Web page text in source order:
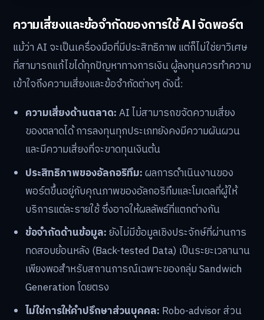
ความเสี่ยงและข้อจำกัดของการใช้ AI จัดพอร์ต
แม้ว่า AI จะเป็นเครื่องมือที่มีประสิทธิภาพ แต่ก็ไม่ใช่ยาวิเศษ
ที่สามารถแก้ไขได้ทุกปัญหาทางการเงิน ผู้ลงทุนควรทำความ
เข้าใจถึงความเสี่ยงและข้อจำกัดต่างๆ ดังนี้:
ความเสี่ยงด้านตลาด:AI ไม่สามารถขจัดความเสี่ยง
ของตลาดได้ การลงทุนทุกประเภทยังคงมีความผันผวน
และมีความเสี่ยงที่จะขาดทุนเงินต้น
ประสิทธิภาพของอัลกอริทึม:ผลการดำเนินงานของ
พอร์ตขึ้นอยู่กับคุณภาพของอัลกอริทึมและโมเดลที่ผู้ให้
บริการแต่ละรายใช้ ซึ่งอาจให้ผลลัพธ์ที่แตกต่างกัน
ข้อจำกัดด้านข้อมูล:ยังไม่มีข้อมูลเชิงประจักษ์ที่ผ่านการ
ทดสอบย้อนหลัง (Back-tested Data) เป็นระยะเวลานาน
เพียงพอสำหรับสถานการณ์เฉพาะของกลุ่ม Sandwich
Generation โดยตรง
ไม่ใช่การให้คำปรึกษาส่วนบุคคล: Robo-advisor ส่วน